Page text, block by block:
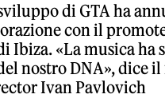
di GTA ha
con il
Ibiza. «La musica ha
nostro DNA», dice
Ivan Pavlovich